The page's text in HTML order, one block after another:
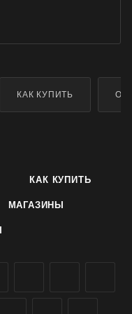
КАК КУПИТЬ
КАК КУПИТЬ
МАГАЗИНЫ